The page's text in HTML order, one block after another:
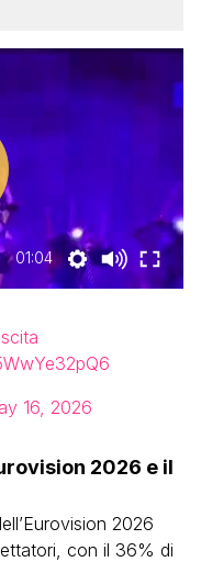
01:04
16, 2026
2026 e il
2026
con il 36% di